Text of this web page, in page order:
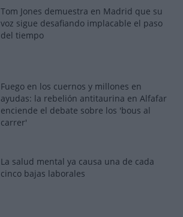
Tom Jones demuestra en Madrid que su
voz sigue desafiando implacable el paso
del tiempo
Fuego en los cuernos y millones en
ayudas: la rebelión antitaurina en Alfafar
enciende el debate sobre los 'bous al
carrer'
La salud mental ya causa una de cada
cinco bajas laborales